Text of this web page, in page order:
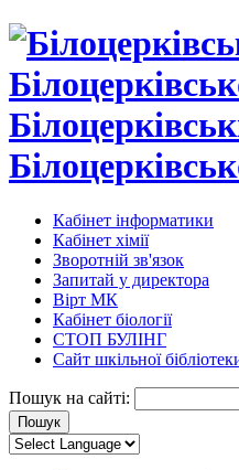
Кабінет інформатики
Кабінет хімії
Зворотній зв'язок
Запитай у директора
Вірт МК
Кабінет біології
СТОП БУЛІНГ
Сайт шкільної
Пошук на сайті: